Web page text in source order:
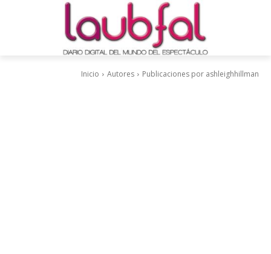
Inicio Autores Publicaciones por ashleighhillman